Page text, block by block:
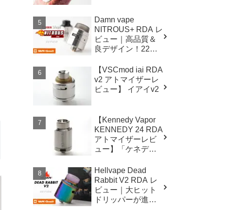
Damn vape
NITROUS+ RDA レ
ビュー｜高品質＆
良デザイン！22mm
ッパー！
【VSCmod iai RDA
v2 アトマイザーレ
ビュー】 イアイv2
【Kennedy Vapor
KENNEDY 24 RDA
アトマイザーレビ
ュー】「ケネデ
Hellvape Dead
Rabbit V2 RDA レ
ビュー｜大ヒット
ドリッパーが進